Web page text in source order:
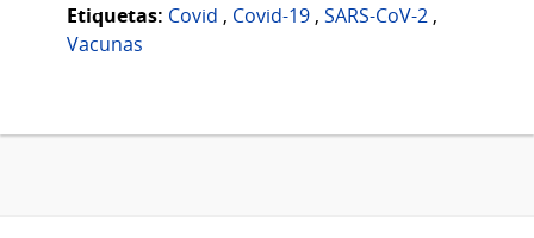
Etiquetas: Covid , Covid-19 , SARS-CoV-2 ,
Vacunas